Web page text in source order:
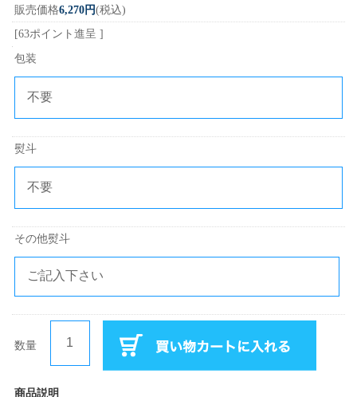
販売価格6,270円(税込)
[63ポイント進呈 ]
包装
熨斗
その他熨斗
数量
商品説明